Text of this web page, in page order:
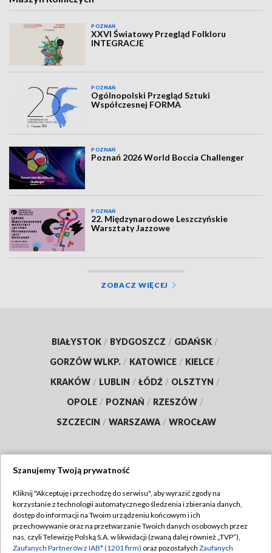
POZNAŃ
XXVI Światowy Przegląd Folkloru
INTEGRACJE
POZNAŃ
Ogólnopolski Przegląd Sztuki
Współczesnej FORMA
POZNAŃ
Poznań 2026 World Boccia Challenger
POZNAŃ
22. Międzynarodowe Leszczyńskie
Warsztaty Jazzowe
ZOBACZ WIĘCEJ
BIAŁYSTOK / BYDGOSZCZ / GDAŃSK /
GORZÓW WLKP. / KATOWICE / KIELCE /
KRAKÓW / LUBLIN / ŁÓDŹ / OLSZTYN /
OPOLE / POZNAŃ / RZESZÓW /
SZCZECIN / WARSZAWA / WROCŁAW
TVP
Abonament TVP
Emisja w TVP
Regulamin TVP
Polityka prywatności
Szanujemy Twoją prywatność
Kliknij "Akceptuję i przechodzę do serwisu", aby wyrazić zgody na
korzystanie z technologii automatycznego śledzenia i zbierania danych,
dostęp do informacji na Twoim urządzeniu końcowym i ich
przechowywanie oraz na przetwarzanie Twoich danych osobowych przez
nas, czyli Telewizję Polską S.A. w likwidacji (zwaną dalej również „TVP”),
Zaufanych Partnerów z IAB* (1201 firm) oraz pozostałych Zaufanych